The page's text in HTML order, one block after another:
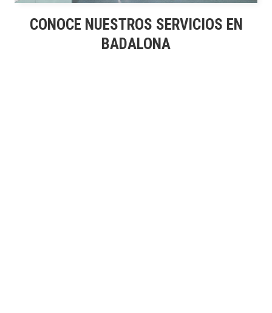
CONOCE NUESTROS SERVICIOS EN
BADALONA